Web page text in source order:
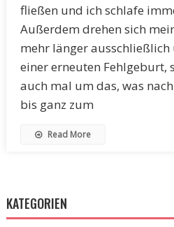
fließen und ich schlafe
Außerdem drehen sich
mehr länger ausschließlich
einer erneuten Fehlgeburt,
auch mal um das, was
bis ganz zum
Read More
KATEGORIEN